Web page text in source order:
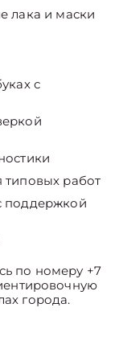
лака и маски
с
работ
поддержкой
по номеру +7
города.